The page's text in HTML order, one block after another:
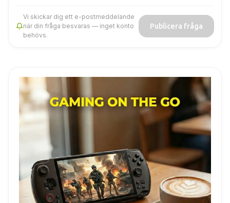
Vi skickar dig ett e-postmeddelande
när din fråga besvaras — inget konto
behövs.
Publicera fråga